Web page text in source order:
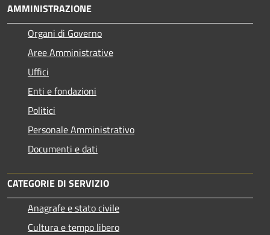
AMMINISTRAZIONE
Organi di Governo
Aree Amministrative
Uffici
Enti e fondazioni
Politici
Personale Amministrativo
Documenti e dati
CATEGORIE DI SERVIZIO
Anagrafe e stato civile
Cultura e tempo libero